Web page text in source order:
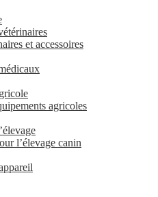
et accessoires
agricoles
l’élevage canin